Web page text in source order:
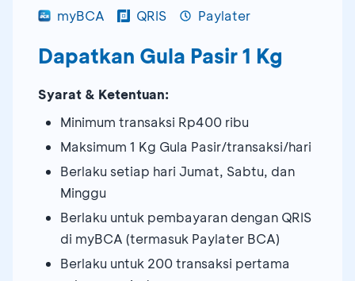
myBCA QRIS Paylater
Dapatkan Gula Pasir 1 Kg
Syarat & Ketentuan:
Minimum transaksi Rp400 ribu
Maksimum 1 Kg Gula Pasir/transaksi/hari
Berlaku setiap hari Jumat, Sabtu, dan
Minggu
Berlaku untuk pembayaran dengan QRIS
di myBCA (termasuk Paylater BCA)
Berlaku untuk 200 transaksi pertama